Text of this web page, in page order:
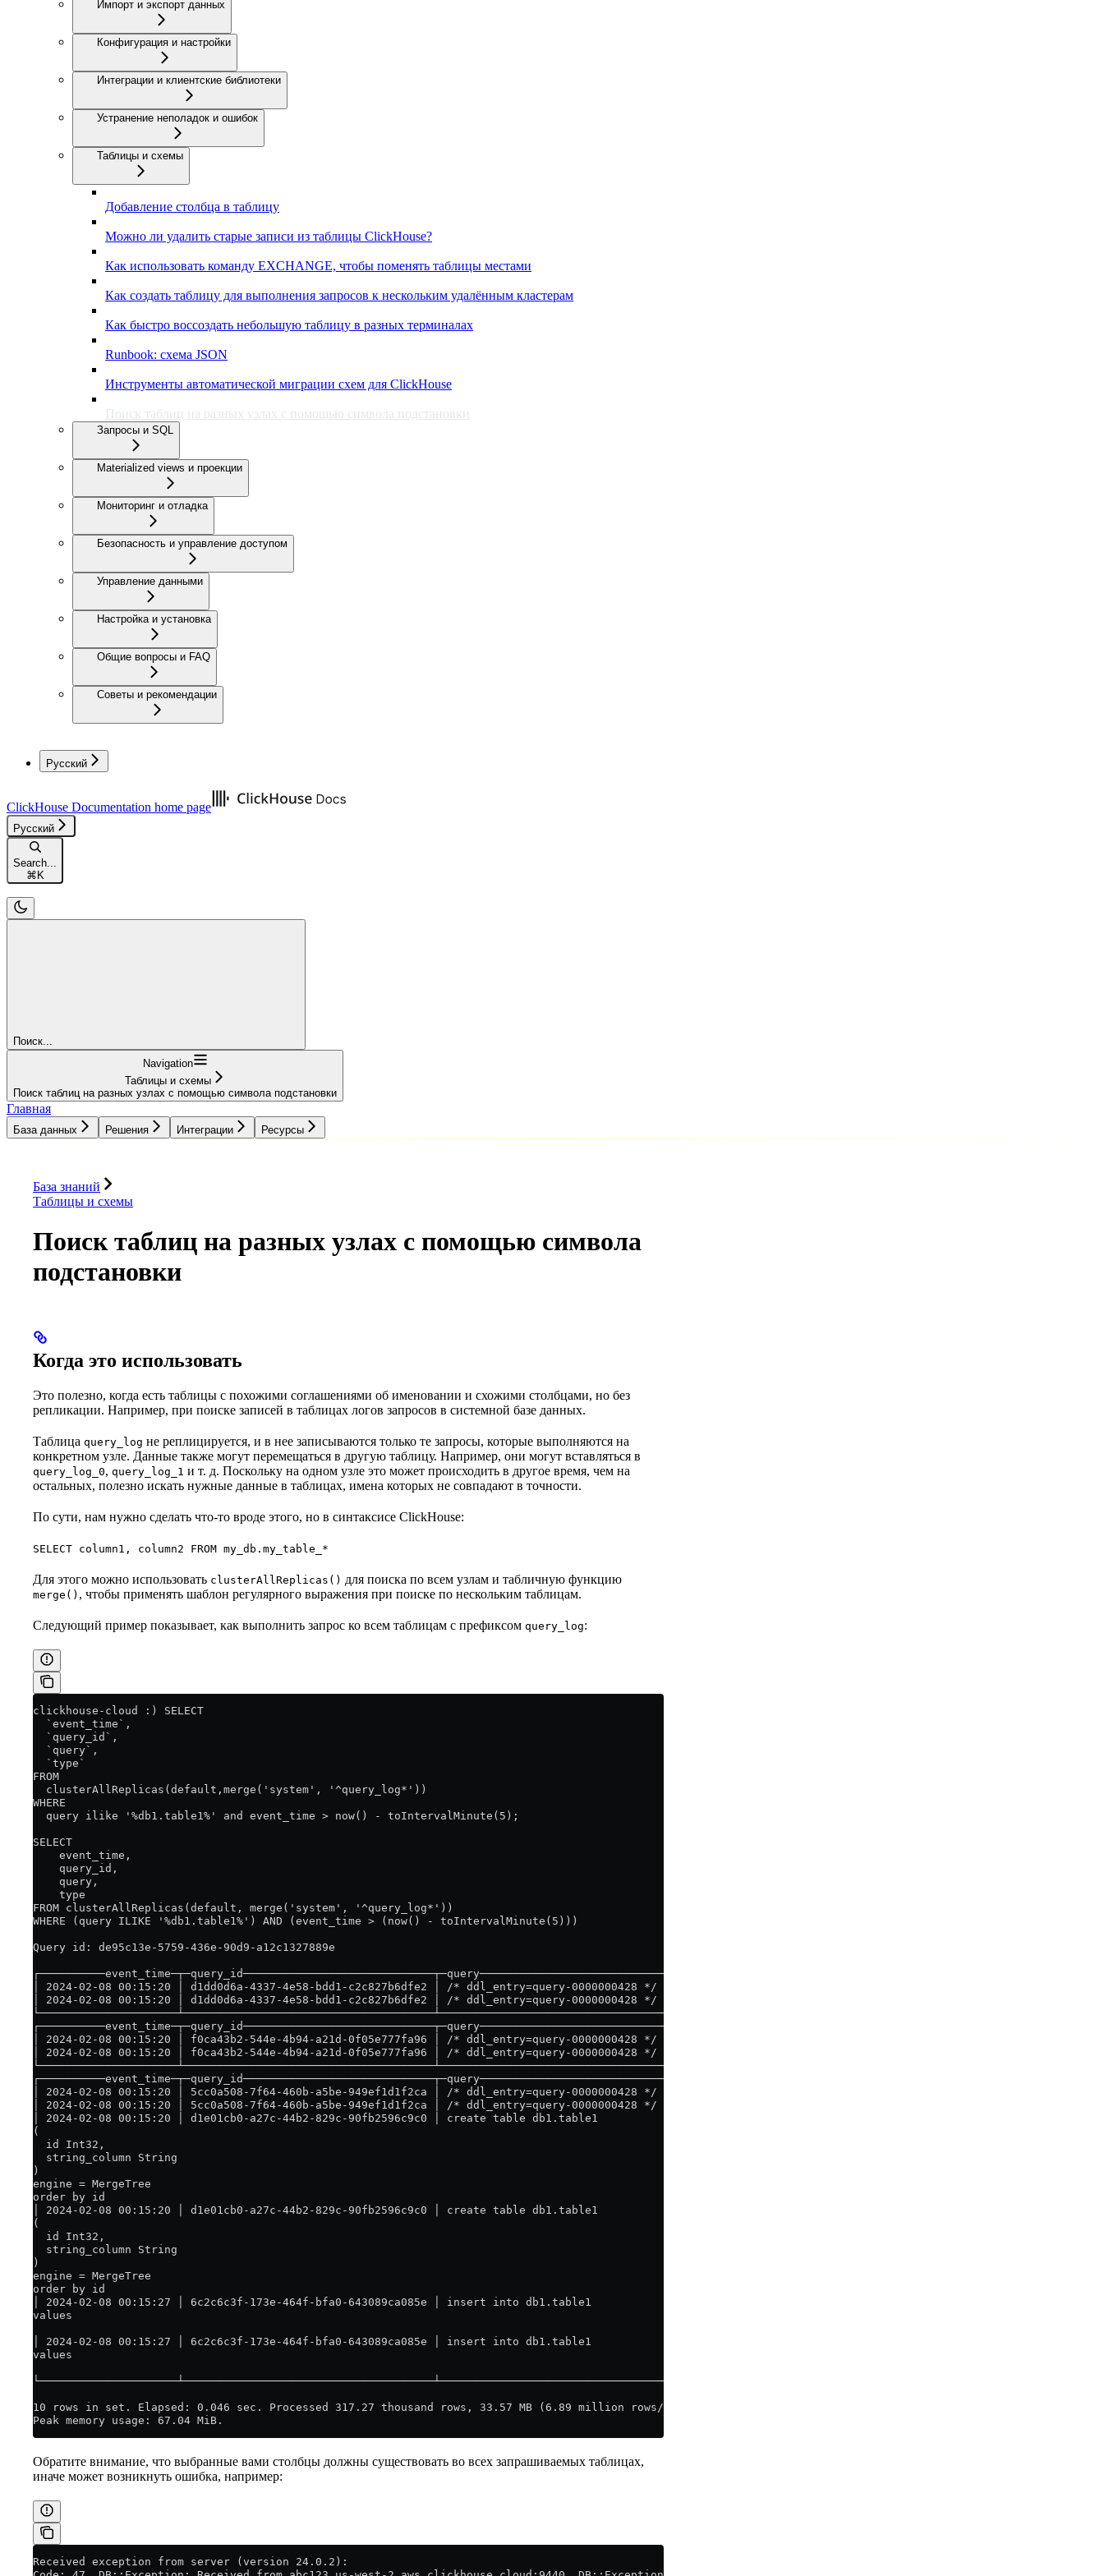
Импорт и экспорт данных
Конфигурация и настройки
Интеграции и клиентские библиотеки
Устранение неполадок и ошибок
Таблицы и схемы
Добавление столбца в таблицу
Можно ли удалить старые записи из таблицы ClickHouse?
Как использовать команду EXCHANGE, чтобы поменять таблицы местами
Как создать таблицу для выполнения запросов к нескольким удалённым кластерам
Как быстро воссоздать небольшую таблицу в разных терминалах
Runbook: схема JSON
Инструменты автоматической миграции схем для ClickHouse
Поиск таблиц на разных узлах с помощью символа подстановки
Запросы и SQL
Materialized views и проекции
Мониторинг и отладка
Безопасность и управление доступом
Управление данными
Настройка и установка
Общие вопросы и FAQ
Советы и рекомендации
Русский
ClickHouse Documentation home page
Русский
Search...
⌘ K
Поиск...
Navigation
Таблицы и схемы
Поиск таблиц на разных узлах с помощью символа подстановки
Главная
База данных Решения Интеграции Ресурсы
База знаний
Таблицы и схемы
Поиск таблиц на разных узлах с помощью символа
подстановки
Когда это использовать
Это полезно, когда есть таблицы с похожими соглашениями об именовании и схожими столбцами, но без
репликации. Например, при поиске записей в таблицах логов запросов в системной базе данных.
Таблица query_log не реплицируется, и в нее записываются только те запросы, которые выполняются на
конкретном узле. Данные также могут перемещаться в другую таблицу. Например, они могут вставляться в
query_log_0, query_log_1 и т. д. Поскольку на одном узле это может происходить в другое время, чем на
остальных, полезно искать нужные данные в таблицах, имена которых не совпадают в точности.
По сути, нам нужно сделать что-то вроде этого, но в синтаксисе ClickHouse:
SELECT column1, column2 FROM my_db.my_table_*
Для этого можно использовать clusterAllReplicas() для поиска по всем узлам и табличную функцию
merge() , чтобы применять шаблон регулярного выражения при поиске по нескольким таблицам.
Следующий пример показывает, как выполнить запрос ко всем таблицам с префиксом query_log:
clickhouse-cloud :) SELECT
  `event_time`,
  `query_id`,
  `query`,
  `type`
FROM
  clusterAllReplicas(default,merge('system', '^query_log*'))
WHERE
  query ilike '%db1.table1%' and event_time > now() - toIntervalMinute(5);
SELECT
    event_time,
    query_id,
    query,
    type
FROM clusterAllReplicas(default, merge('system', '^query_log*'))
WHERE (query ILIKE '%db1.table1%') AND (event_time > (now() - toIntervalMinute(5)))
Query id: de95c13e-5759-436e-90d9-a12c1327889e
│ 2024-02-08 00:15:20 │ d1dd0d6a-4337-4e58-bdd1-c2c827b6dfe2 │ /* ddl_entry=query-0000000428 */ CREATE TABLE db1.table1 UUID '781f25db-3cd1-47c6-a76e-
│ 2024-02-08 00:15:20 │ d1dd0d6a-4337-4e58-bdd1-c2c827b6dfe2 │ /* ddl_entry=query-0000000428 */ CREATE TABLE db1.table1 UUID '781f25db-3cd1-47c6-a76e-
│ 2024-02-08 00:15:20 │ f0ca43b2-544e-4b94-a21d-0f05e777fa96 │ /* ddl_entry=query-0000000428 */ CREATE TABLE db1.table1 UUID '781f25db-3cd1-47c6-a76e-
│ 2024-02-08 00:15:20 │ f0ca43b2-544e-4b94-a21d-0f05e777fa96 │ /* ddl_entry=query-0000000428 */ CREATE TABLE db1.table1 UUID '781f25db-3cd1-47c6-a76e-
│ 2024-02-08 00:15:20 │ 5cc0a508-7f64-460b-a5be-949ef1d1f2ca │ /* ddl_entry=query-0000000428 */ CREATE TABLE db1.table1 UUID '781f25db-3cd1-47c6-a76e-
│ 2024-02-08 00:15:20 │ 5cc0a508-7f64-460b-a5be-949ef1d1f2ca │ /* ddl_entry=query-0000000428 */ CREATE TABLE db1.table1 UUID '781f25db-3cd1-47c6-a76e-
│ 2024-02-08 00:15:20 │ d1e01cb0-a27c-44b2-829c-90fb2596c9c0 │ create table db1.table1
(
  id Int32,
  string_column String
)
engine = MergeTree
order by id                                                                                            │ QueryStart  │
│ 2024-02-08 00:15:20 │ d1e01cb0-a27c-44b2-829c-90fb2596c9c0 │ create table db1.table1
(
  id Int32,
  string_column String
)
engine = MergeTree
order by id                                                                                            │ QueryFinish │
│ 2024-02-08 00:15:27 │ 6c2c6c3f-173e-464f-bfa0-643089ca085e │ insert into db1.table1
values
│ 2024-02-08 00:15:27 │ 6c2c6c3f-173e-464f-bfa0-643089ca085e │ insert into db1.table1
values
10 rows in set. Elapsed: 0.046 sec. Processed 317.27 thousand rows, 33.57 MB (6.89 million rows/s., 729.43 MB/s.)
Peak memory usage: 67.04 MiB.
Обратите внимание, что выбранные вами столбцы должны существовать во всех запрашиваемых таблицах,
иначе может возникнуть ошибка, например:
Received exception from server (version 24.0.2):